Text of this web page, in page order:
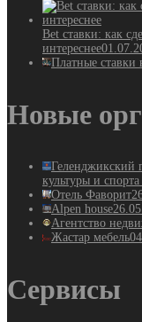
Bet ставки: как
интереснее
Платные ставки
Новые
Геленджикский
культуры и спорта
Отель Фаворит
Alpen house
Агентство
Жастар мебель
Сервисы